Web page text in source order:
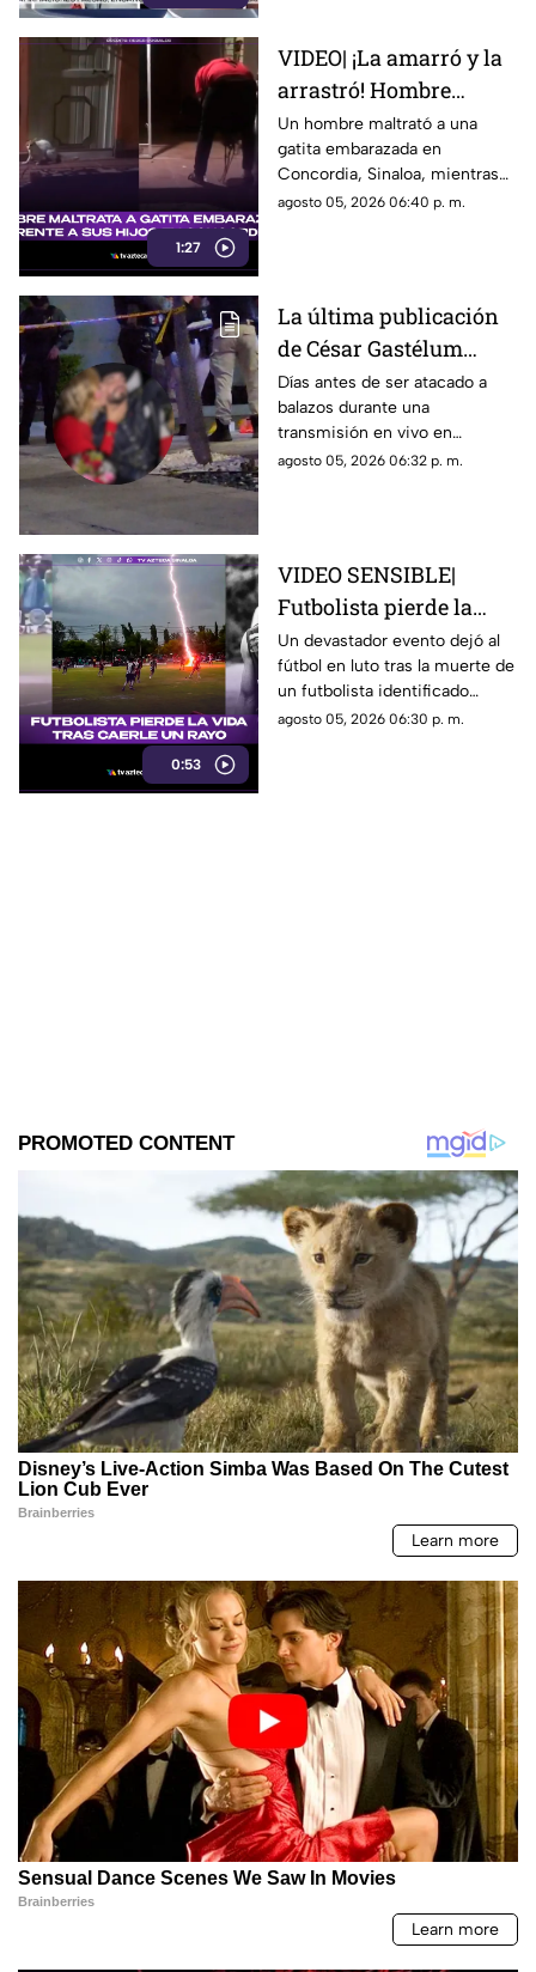
1:27
VIDEO| ¡La amarró y la
arrastró! Hombre
maltrata a gatita
embarazada en
Concordia frente a sus
hijos
Un hombre maltrató a una
gatita embarazada en
Concordia, Sinaloa, mientras
su familia ríe, se burlan y
agosto 05, 2026 06:40 p. m.
La última publicación
de César Gastélum
antes de ser asesinado
en vivo: Presumía una
"cita fresita"
Días antes de ser atacado a
balazos durante una
transmisión en vivo en
Culiacán, el creador de
agosto 05, 2026 06:32 p. m.
0:53
VIDEO SENSIBLE|
Futbolista pierde la
vida tras ser impactado
por un rayo en pleno
partido
Un devastador evento dejó al
fútbol en luto tras la muerte de
un futbolista identificado
cómo Safwan Awae por un
agosto 05, 2026 06:30 p. m.